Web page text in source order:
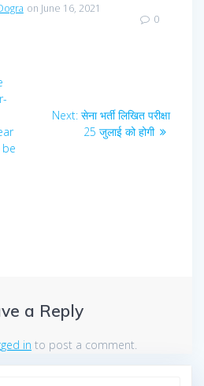
on June 16, 2021
0
Next: Next
post:
सेना भर्ती लिखित परीक्षा
25 जुलाई को होगी
a Reply
in to post a comment.